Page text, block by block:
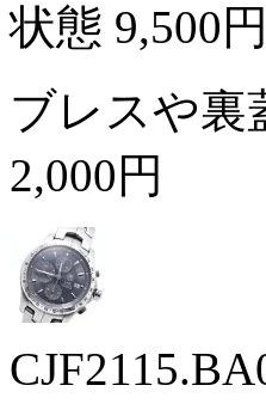
状態 9,500円
ブレスや裏
2,000円